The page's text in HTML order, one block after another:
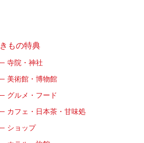
きもの特典
寺院・神社
美術館・博物館
グルメ・フード
カフェ・日本茶・甘味処
ショップ